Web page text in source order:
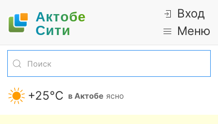
Актобе
Cити
Вход
Меню
+25°С в Актобе ясно